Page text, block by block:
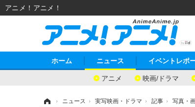
ホーム ニュース
アニメ 映画/ドラマ
イベントレポ
› ニュース › 実写映画・ドラマ › 記事 › 写真・
アニメ！アニメ！